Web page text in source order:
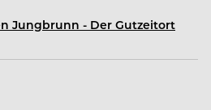
Tal wartet kein
macht.
Jungbrunn - Der Gutzeitort